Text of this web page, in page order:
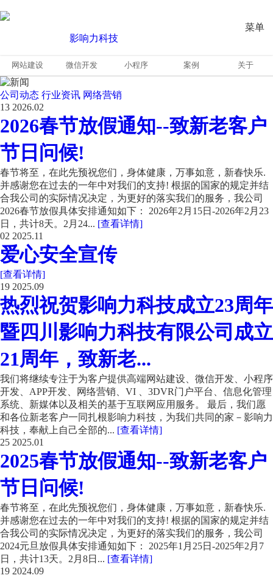
菜单
网站建设 微信开发 小程序 案例 关于
公司动态 行业资讯 网络营销
13 2026.02
2026春节放假通知--致新老客户
节日问候!
春节将至，在此先预祝您们，身体健康，万事如意，新春快乐.
并感谢您在过去的一年中对我们的支持! 根据的国家的规定并结
合我公司的实际情况决定，为更好的落实我们的服务，我公司
2026春节放假具体安排通知如下： 2026年2月15日-2026年2月23
日，共计8天。2月24... [查看详情]
02 2025.11
爱心安全宣传
[查看详情]
19 2025.09
热烈祝贺影响力科技成立23周年
暨四川影响力科技有限公司成立
21周年，致新老...
我们将继续专注于为客户提供高端网站建设、微信开发、小程序
开发、APP开发、网络营销、VI 、3DVR门户平台、信息化管理
系统、新媒体以及相关的基于互联网应用服务。 最后，我们愿
和各位新老客户一同扎根影响力科技，为我们共同的家－影响力
科技，奉献上自己全部的... [查看详情]
25 2025.01
2025春节放假通知--致新老客户
节日问候!
春节将至，在此先预祝您们，身体健康，万事如意，新春快乐.
并感谢您在过去的一年中对我们的支持! 根据的国家的规定并结
合我公司的实际情况决定，为更好的落实我们的服务，我公司
2024元旦放假具体安排通知如下： 2025年1月25日-2025年2月7
日，共计13天。2月8日... [查看详情]
19 2024.09